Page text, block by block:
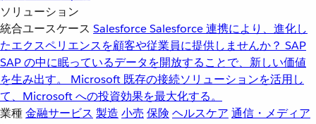
ソリューション
統合ユースケース SalesforceSalesforce 連携により、進化し
たエクスペリエンスを顧客や従業員に提供しませんか？ SAP
SAP の中に眠っているデータを開放することで、新しい価値
を生み出す。
Microsoft 既存の接続ソリューションを活用し
て、Microsoft への投資効果を最大化する。
業種金融サービス 製造 小売 保険 ヘルスケア 通信・メディア